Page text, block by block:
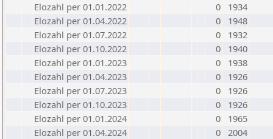
Elozahl per 01.01.2022
0
1934
Elozahl per 01.04.2022
0
1948
Elozahl per 01.07.2022
0
1932
Elozahl per 01.10.2022
0
1940
Elozahl per 01.01.2023
0
1938
Elozahl per 01.04.2023
0
1926
Elozahl per 01.07.2023
0
1926
Elozahl per 01.10.2023
0
1926
Elozahl per 01.01.2024
0
1965
Elozahl per 01.04.2024
0 2004